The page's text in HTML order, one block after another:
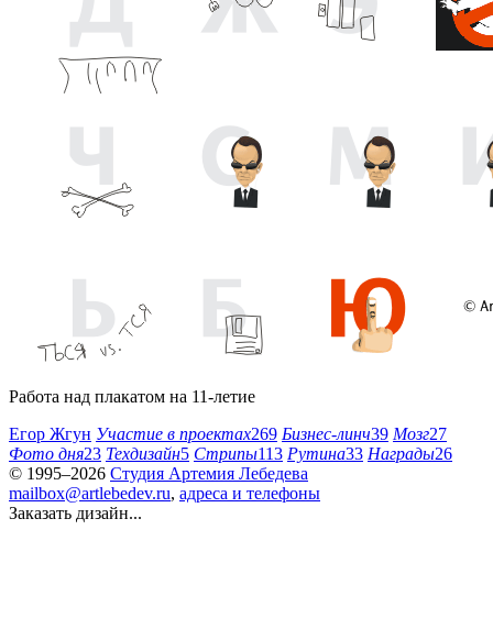
Работа над плакатом на 11-летие
Егор Жгун Участие в проектах269 Бизнес-линч39 Мозг27
Фото дня23 Техдизайн5 Стрипы113 Рутина33 Награды26
© 1995–2026 Студия Артемия Лебедева
mailbox@artlebedev.ru, адреса и телефоны
Заказать дизайн...